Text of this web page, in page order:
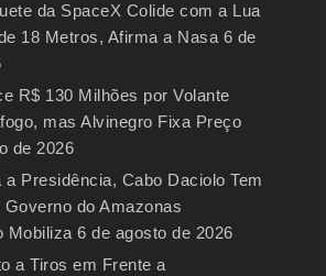
da SpaceX Colide com a Lua
18 Metros, Afirma a Nasa 6 de
R$ 130 Milhões por Volante
mas Alvinegro Fixa Preço
de 2026
a Presidência, Cabo Daciolo Tem
do Amazonas
Mobiliza 6 de agosto de 2026
a Tiros em Frente a